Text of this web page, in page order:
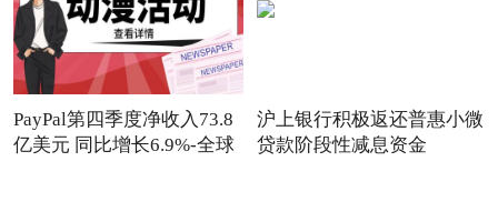
PayPal第四季度净收入73.8
亿美元 同比增长6.9%-全球
沪上银行积极返还普惠小微
贷款阶段性减息资金